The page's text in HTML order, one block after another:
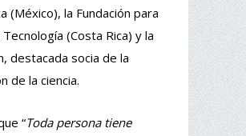
(México), la Fundación para
(Costa Rica) y la
destacada socia de la
de la ciencia.
“Toda persona tiene